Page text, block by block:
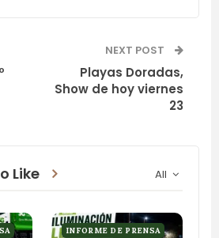
NEXT POST
Playas Doradas,
Show de hoy viernes
23
All
Like
INFORME DE PRENSA